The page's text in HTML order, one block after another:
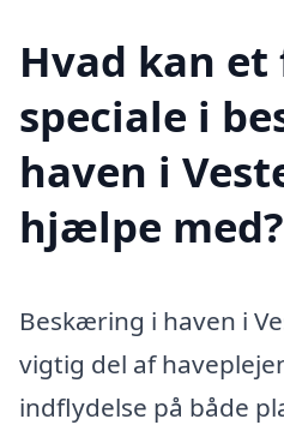
Hvad kan
speciale i
haven i
hjælpe med?
Beskæring i haven i
vigtig del af
indflydelse på både